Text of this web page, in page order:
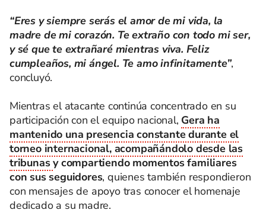
“Eres y siempre serás el amor de mi vida, la
madre de mi corazón. Te extraño con todo mi ser,
y sé que te extrañaré mientras viva. Feliz
cumpleaños, mi ángel. Te amo infinitamente”,
concluyó.
Mientras el atacante continúa concentrado en su
participación con el equipo nacional, Gera ha
mantenido una presencia constante durante el
torneo internacional, acompañándolo desde las
tribunasy compartiendo momentos familiares
con sus seguidores, quienes también respondieron
con mensajes de apoyo tras conocer el homenaje
dedicado a su madre.